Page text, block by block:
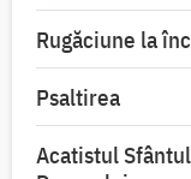
Rugăciune la
Psaltirea
Acatistul